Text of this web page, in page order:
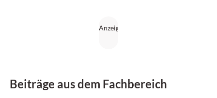
Beiträge aus dem Fachbereich